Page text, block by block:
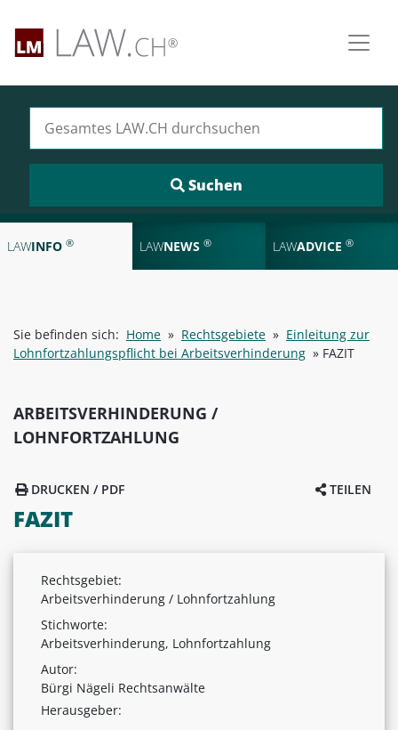
LAWINFO ® LAWNEWS ® LAWADVICE ®
Sie befinden sich: Home » Rechtsgebiete » Einleitung zur
Lohnfortzahlungspflicht bei Arbeitsverhinderung » FAZIT
ARBEITSVERHINDERUNG /
LOHNFORTZAHLUNG
TEILEN
DRUCKEN / PDF
FAZIT
Rechtsgebiet:
Arbeitsverhinderung / Lohnfortzahlung
Stichworte:
Arbeitsverhinderung, Lohnfortzahlung
Autor:
Bürgi Nägeli Rechtsanwälte
Herausgeber: